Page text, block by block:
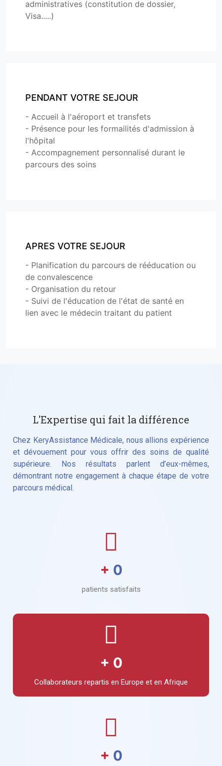
administratives (constitution de dossier,
Visa.....)
PENDANT VOTRE SEJOUR
- Accueil à l'aéroport et transfets
- Présence pour les formailités d'admission à
l'hôpital
- Accompagnement personnalisé durant le
parcours des soins
APRES VOTRE SEJOUR
- Planification du parcours de rééducation ou
de convalescence
- Organisation du retour
- Suivi de l'éducation de l'état de santé en
lien avec le médecin traitant du patient
L'Expertise qui fait la différence
Chez KeryAssistance Médicale, nous allions expérience
et dévouement pour vous offrir des soins de qualité
supérieure. Nos résultats parlent d’eux-mêmes,
démontrant notre engagement à chaque étape de votre
parcours médical.
+ 0
patients satisfaits
+ 0
Collaborateurs repartis en Europe et en Afrique
+ 0